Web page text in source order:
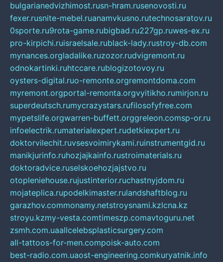
bulgarianedvizhimost.rusn-hram.rusenovosti.ru
fexer.rusnite-mebel.ruanamvkusno.rutechnosaratov.ru
0sporte.ru9rota-game.rubigbad.ru227gp.ruwes-ex.ru
pro-kirpichi.ruisraelsale.rublack-lady.rustroy-db.com
mynances.orgladalike.ruzozor.rudvigremont.ru
odnokartinki.ruhtccare.rublogizotovoy.ru
oysters-digital.ruo-remonte.orgremontdoma.com
myremont.orgportal-remonta.orgvyitikho.rumirjon.ru
superdeutsch.rumycrazystars.rufilosofyfree.com
mypetslife.orgwarren-buffett.orggreleon.comsp-or.ru
infoelectrik.rumaterialexpert.rudetkiexpert.ru
doktorvilechit.ruvsesvoimirykami.ruinstrumentgid.ru
manikjurinfo.ruhozjajkainfo.rustroimaterials.ru
doktoradvice.ruselskoehozjajstvo.ru
otopleniehouse.rujustinterior.ruchastnyjdom.ru
mojateplica.rupodelkimaster.rulandshaftblog.ru
garazhov.commonamy.netstroysnami.kzlcna.kz
stroyu.kzmy-vesta.comtimeszp.comavtoguru.net
zsmh.com.uaallcelebsplasticsurgery.com
all-tattoos-for-men.compoisk-auto.com
best-radio.com.uaost-engineering.comkuryatnik.info